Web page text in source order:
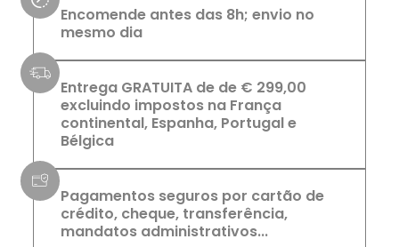
Encomende antes das 8h; envio no
mesmo dia
Entrega GRATUITA de de € 299,00
excluindo impostos na França
continental, Espanha, Portugal e
Bélgica
Pagamentos seguros por cartão de
crédito, cheque, transferência,
mandatos administrativos...